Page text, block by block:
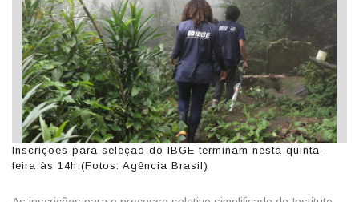
Inscrições para seleção do IBGE terminam nesta quinta-
feira às 14h (Fotos: Agência Brasil)